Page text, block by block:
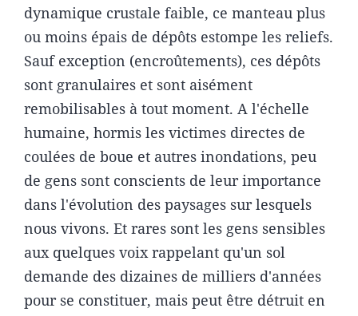
dynamique crustale faible, ce manteau plus
ou moins épais de dépôts estompe les reliefs.
Sauf exception (encroûtements), ces dépôts
sont granulaires et sont aisément
remobilisables à tout moment. A l'échelle
humaine, hormis les victimes directes de
coulées de boue et autres inondations, peu
de gens sont conscients de leur importance
dans l'évolution des paysages sur lesquels
nous vivons. Et rares sont les gens sensibles
aux quelques voix rappelant qu'un sol
demande des dizaines de milliers d'années
pour se constituer, mais peut être détruit en